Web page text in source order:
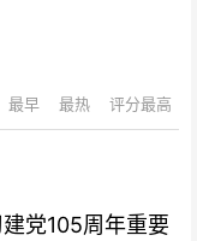
最早 最热 评分最高
党105周年重要